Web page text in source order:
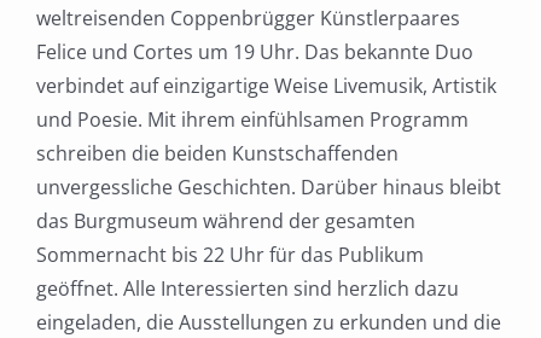
weltreisenden Coppenbrügger Künstlerpaares
Felice und Cortes um 19 Uhr. Das bekannte Duo
verbindet auf einzigartige Weise Livemusik, Artistik
und Poesie. Mit ihrem einfühlsamen Programm
schreiben die beiden Kunstschaffenden
unvergessliche Geschichten. Darüber hinaus bleibt
das Burgmuseum während der gesamten
Sommernacht bis 22 Uhr für das Publikum
geöffnet. Alle Interessierten sind herzlich dazu
eingeladen, die Ausstellungen zu erkunden und die